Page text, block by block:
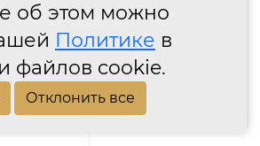
об этом можно
Политике в
файлов cookie.
Отклонить все